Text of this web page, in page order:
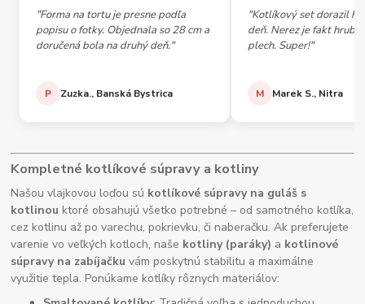
"Forma na tortu je presne podľa
popisu o fotky. Objednala so 28 cm a
doručená bola na druhý deň."
P Zuzka., Banská Bystrica
"Kotlíkový set dorazil
deň. Nerez je fakt
plech. Super!"
M Marek S., Nitra
Kompletné kotlíkové súpravy a kotliny
Našou vlajkovou loďou sú kotlíkové súpravy na guláš s
kotlinou ktoré obsahujú všetko potrebné – od samotného kotlíka,
cez kotlinu až po varechu, pokrievku, či naberačku. Ak preferujete
varenie vo veľkých kotloch, naše kotliny (paráky) a kotlinové
súpravy na zabíjačku vám poskytnú stabilitu a maximálne
využitie tepla. Ponúkame kotlíky rôznych materiálov: